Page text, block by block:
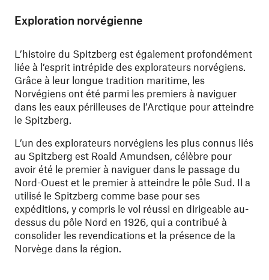
Exploration norvégienne
L’histoire du Spitzberg est également profondément
liée à l’esprit intrépide des explorateurs norvégiens.
Grâce à leur longue tradition maritime, les
Norvégiens ont été parmi les premiers à naviguer
dans les eaux périlleuses de l’Arctique pour atteindre
le Spitzberg.
L’un des explorateurs norvégiens les plus connus liés
au Spitzberg est Roald Amundsen, célèbre pour
avoir été le premier à naviguer dans le passage du
Nord-Ouest et le premier à atteindre le pôle Sud. Il a
utilisé le Spitzberg comme base pour ses
expéditions, y compris le vol réussi en dirigeable au-
dessus du pôle Nord en 1926, qui a contribué à
consolider les revendications et la présence de la
Norvège dans la région.